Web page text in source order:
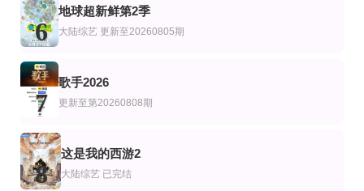
6
地球超新鲜第2季
大陆综艺 更新至20260805期
7
歌手2026
更新至第20260808期
8
这是我的西游2
大陆综艺 已完结